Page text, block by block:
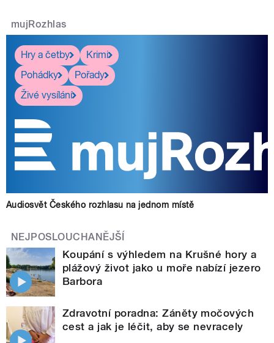
mujRozhlas
Hry a četby
Krimi
Pohádky
Pořady
Živé vysílání
Audiosvět Českého rozhlasu na jednom místě
NEJPOSLOUCHANĚJŠÍ
Koupání s výhledem na Krušné hory a
plážový život jako u moře nabízí jezero
Barbora
Zdravotní poradna: Záněty močových
cest a jak je léčit, aby se nevracely